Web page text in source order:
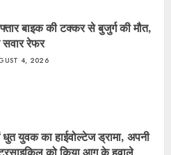
बाइक की टक्कर से बुजुर्ग की मौत,
सवार रेफर
4, 2026
युवक का हाईवोल्टेज ड्रामा, अपनी